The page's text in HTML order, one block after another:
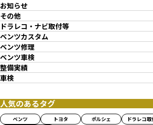
お知らせ
その他
ドラレコ・ナビ取付等
ベンツカスタム
ベンツ修理
ベンツ車検
整備実績
車検
人気のあるタグ
ベンツ トヨタ ポルシェ ドラレコ取